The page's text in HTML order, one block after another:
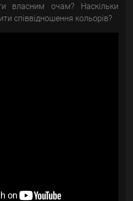
власним очам? Наскільки
співвідношення кольорів?